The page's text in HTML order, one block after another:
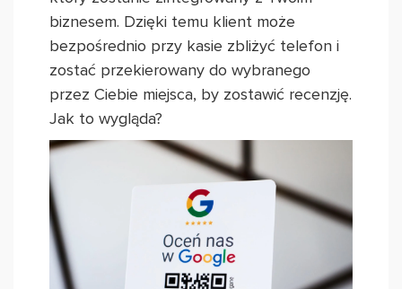
biznesem. Dzięki temu klient może
bezpośrednio przy kasie zbliżyć telefon i
zostać przekierowany do wybranego
przez Ciebie miejsca, by zostawić recenzję.
Jak to wygląda?